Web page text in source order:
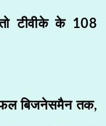
टीवीके के 108
बिजनेसमैन तक,